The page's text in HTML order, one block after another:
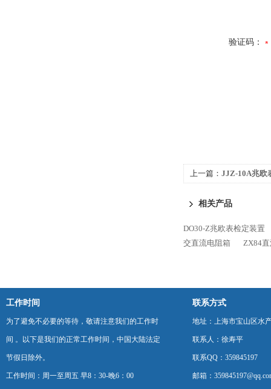
验证码：
上一篇： JJZ-10A兆欧
相关产品
DO30-Z兆欧表检定装置
交直流电阻箱
ZX84
工作时间
为了避免不必要的等待，敬请注意我们的工作时
间 。以下是我们的正常工作时间，中国大陆法定
节假日除外。
工作时间：周一至周五 早8：30-晚6：00
联系方式
地址：上海市宝山区水
联系人：徐寿平
联系QQ：359845197
邮箱：